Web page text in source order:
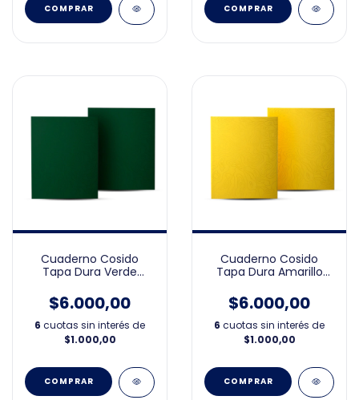
COMPRAR
Cuaderno Cosido
Tapa Dura Verde
$6.000,00
6 cuotas sin interés de
$1.000,00
Cuaderno Cosido
Tapa Dura Amarillo
$6.000,00
6 cuotas sin interés de
$1.000,00